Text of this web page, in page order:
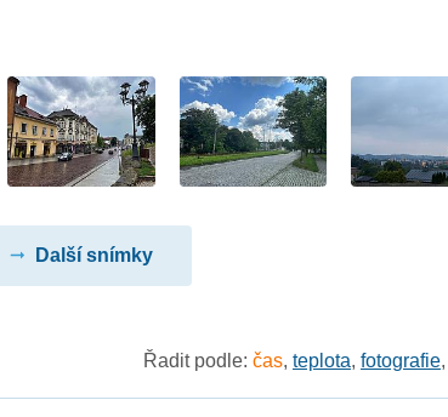
Další snímky
Řadit podle: čas, teplota, fotografie,